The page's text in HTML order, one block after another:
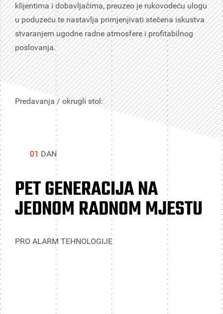
klijentima i dobavljačima, preuzeo je rukovodeću ulogu
u poduzeću te nastavlja primjenjivati stečena iskustva
stvaranjem ugodne radne atmosfere i profitabilnog
poslovanja.
Predavanja / okrugli stol:
01 DAN
PET GENERACIJA NA
JEDNOM RADNOM MJESTU
PRO ALARM TEHNOLOGIJE